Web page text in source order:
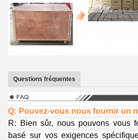
Questions fréquentes
Q: Pouvez-vous nous fournir un
R: Bien sûr, nous pouvons vous
basé sur vos exigences